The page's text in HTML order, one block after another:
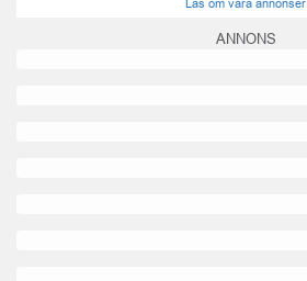
Läs om våra annonser
ANNONS